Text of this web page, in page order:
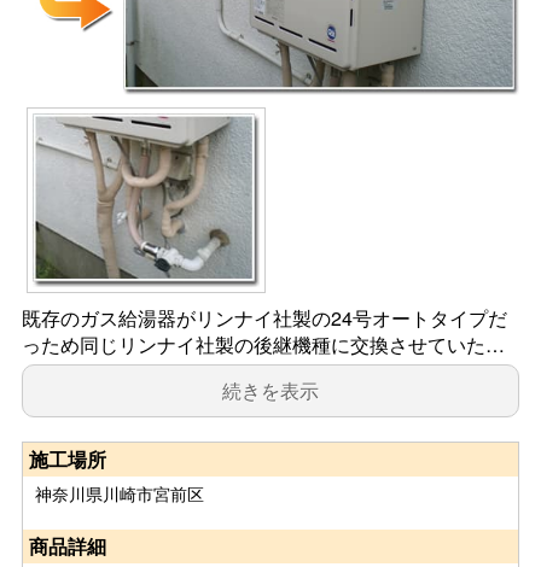
既存のガス給湯器がリンナイ社製の24号オートタイプだ
っため同じリンナイ社製の後継機種に交換させていた…
続きを表示
施工場所
神奈川県川崎市宮前区
商品詳細